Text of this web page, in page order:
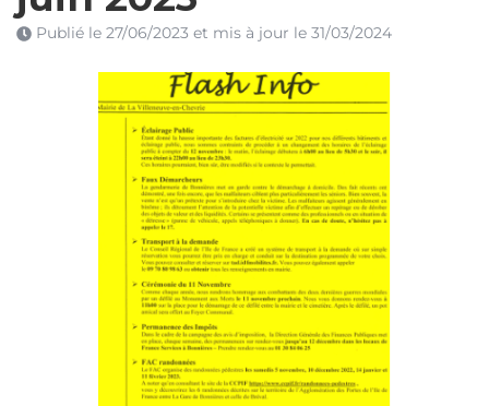
Publié le 27/06/2023 et mis à jour le 31/03/2024